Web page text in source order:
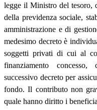
legge il Ministro del tesoro,
della previdenza sociale,
amministrazione e di
medesimo decreto è
soggetti privati di cui al
finanziamento
successivo decreto per
fondo. Il contributo non
quale hanno diritto i